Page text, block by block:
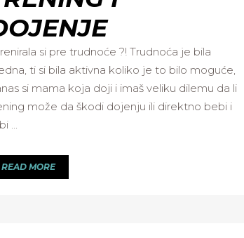
si pre trudnoće ?! Trudnoća je bila
ti si bila aktivna koliko je to bilo moguće,
si mama koja doji i imaš veliku dilemu da li
može da škodi dojenju ili direktno bebi i
...
READ MORE